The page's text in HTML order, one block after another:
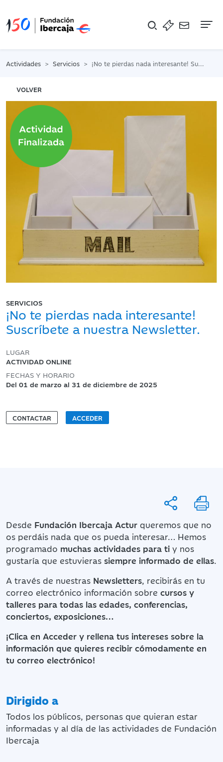
Actividades Servicios ¡No te pierdas nada interesante! Suscríbete a nuestra Newsletter.
VOLVER
SERVICIOS
¡No te pierdas nada interesante!
Suscríbete a nuestra Newsletter.
LUGAR
ACTIVIDAD ONLINE
FECHAS Y HORARIO
Del 01 de marzo al 31 de diciembre de 2025
CONTACTAR ACCEDER
Desde Fundación Ibercaja Actur queremos que no
os perdáis nada que os pueda interesar… Hemos
programado muchas actividades para ti y nos
gustaría que estuvieras siempre informado de ellas.
A través de nuestras Newsletters, recibirás en tu
correo electrónico información sobre cursos y
talleres para todas las edades, conferencias,
conciertos, exposiciones…
¡Clica en Acceder y rellena tus intereses sobre la
información que quieres recibir cómodamente en
tu correo electrónico!
Dirigido a
Todos los públicos, personas que quieran estar
informadas y al día de las actividades de Fundación
Ibercaja